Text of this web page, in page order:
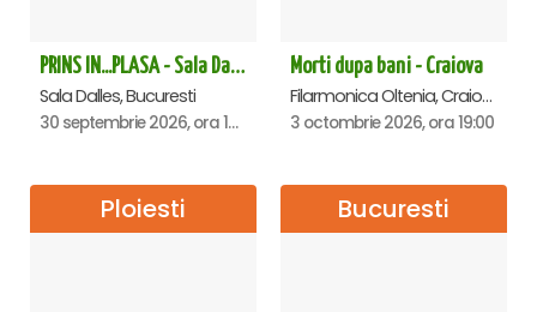
PRINS IN...PLASA - Sala Dalles
Sala Dalles, Bucuresti
30 septembrie 2026, ora 19:30
Morti dupa bani - Craiova
Filarmonica Oltenia, Craiova
3 octombrie 2026, ora 19:00
Ploiesti Bucuresti